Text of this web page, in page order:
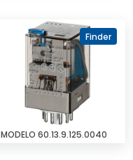
Finder
MODELO 60.13.9.125.0040